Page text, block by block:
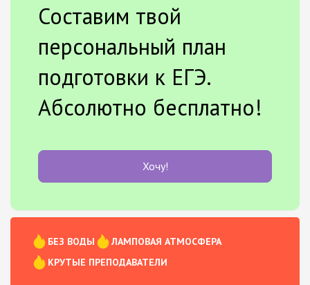
Составим твой
персональный план
подготовки к ЕГЭ.
Абсолютно бесплатно!
Хочу!
БЕЗ ВОДЫ
ЛАМПОВАЯ АТМОСФЕРА
КРУТЫЕ ПРЕПОДАВАТЕЛИ